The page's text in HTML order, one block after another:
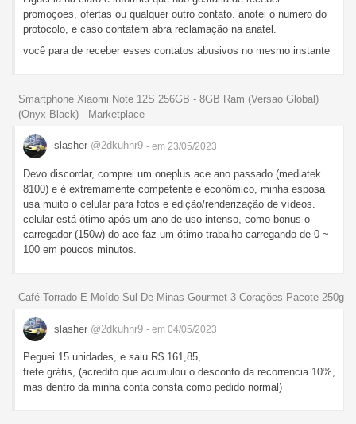
promoçoes, ofertas ou qualquer outro contato. anotei o numero do
protocolo, e caso contatem abra reclamação na anatel.
você para de receber esses contatos abusivos no mesmo instante
Smartphone Xiaomi Note 12S 256GB - 8GB Ram (Versao Global)
(Onyx Black) - Marketplace
slasher @2dkuhnr9 - em 23/05/2023
Devo discordar, comprei um oneplus ace ano passado (mediatek
8100) e é extremamente competente e econômico, minha esposa
usa muito o celular para fotos e edição/renderização de vídeos.
celular está ótimo após um ano de uso intenso, como bonus o
carregador (150w) do ace faz um ótimo trabalho carregando de 0 ~
100 em poucos minutos.
Café Torrado E Moído Sul De Minas Gourmet 3 Corações Pacote 250g
slasher @2dkuhnr9 - em 04/05/2023
Peguei 15 unidades, e saiu R$ 161,85,
frete grátis, (acredito que acumulou o desconto da recorrencia 10%,
mas dentro da minha conta consta como pedido normal)